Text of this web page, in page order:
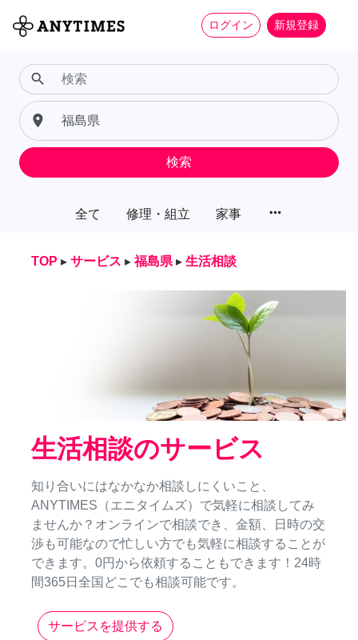
ログイン 新規登録
全て 修理・組立 家事 more_horiz
search
place
検索
TOP ▸ サービス ▸ 福島県 ▸ 生活相談
生活相談のサービス
知り合いにはなかなか相談しにくいこと、
ANYTIMES（エニタイムズ）で気軽に相談してみ
ませんか？オンラインで相談でき、金額、日時の交
渉も可能なので忙しい方でも気軽に相談することが
できます。0円から依頼することもできます！24時
間365日全国どこでも相談可能です。
サービスを提供する